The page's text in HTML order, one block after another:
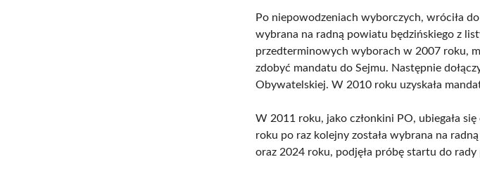
Po niepowodzeniach wyborczych, wróciła
wybrana na radną powiatu będzińskiego z
przedterminowych wyborach w 2007 roku,
zdobyć mandatu do Sejmu. Następnie
Obywatelskiej. W 2010 roku uzyskała
W 2011 roku, jako członkini PO, ubiegała
roku po raz kolejny została wybrana na
oraz 2024 roku, podjęła próbę startu do